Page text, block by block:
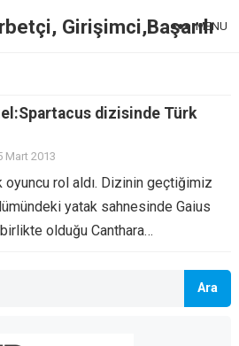
Girişimci,Başarılı
MENU
dizisinde Türk
Mart 2013
rol aldı. Dizinin geçtiğimiz
yatak sahnesinde Gaius
olduğu Canthara…